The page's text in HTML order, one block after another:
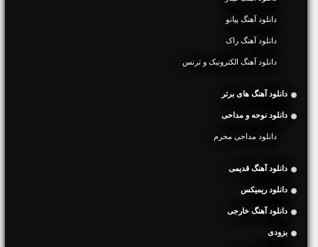
دانلود آهنگ پیانو
دانلود آهنگ راک
دانلود آهنگ الکترونیک و ترنس
دانلود آهنگ های برتر
دانلود نوحه و مداحی
دانلود مداحی محرم
دانلود آهنگ قدیمی
دانلود ریمیکس
دانلود آهنگ خارجی
بزودی